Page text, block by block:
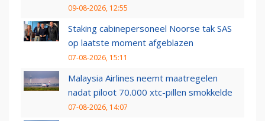
09-08-2026, 12:55
Staking cabinepersoneel Noorse tak SAS
op laatste moment afgeblazen
07-08-2026, 15:11
Malaysia Airlines neemt maatregelen
nadat piloot 70.000 xtc-pillen smokkelde
07-08-2026, 14:07